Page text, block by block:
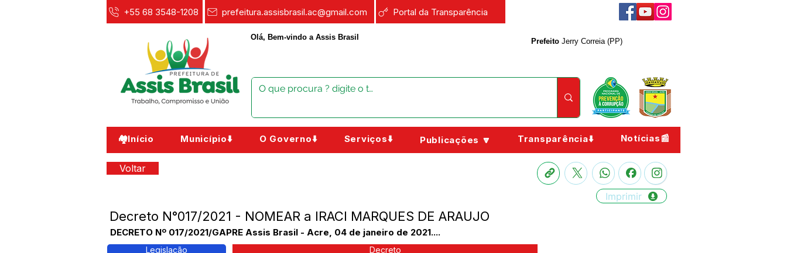
+55 68 3548-1208 prefeitura.assisbrasil.ac@gmail.com Portal da Transparência
Olá, Bem-vindo a Assis Brasil Prefeito Jerry Correia (PP)
🏘️Início Município⬇️ O Governo⬇️ Serviços⬇️ Publicações 🔽 Transparência⬇️ Notícias📰
Voltar
Imprimir
Decreto N°017/2021 - NOMEAR a IRACI MARQUES DE ARAUJO
DECRETO Nº 017/2021/GAPRE Assis Brasil - Acre, 04 de janeiro de 2021....
Legislação Decreto